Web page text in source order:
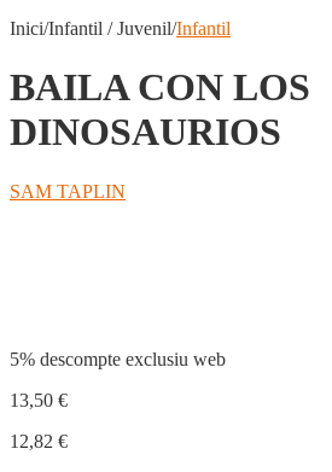
Inici/Infantil / Juvenil/Infantil
BAILA CON LOS
DINOSAURIOS
SAM TAPLIN
5% descompte exclusiu web
13,50 €
12,82 €